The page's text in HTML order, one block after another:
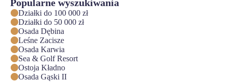
Popularne wyszukiwania
Działki do 100 000 zł
Działki do 50 000 zł
Osada Dębina
Leśne Zacisze
Osada Karwia
Sea & Golf Resort
Ostoja Kładno
Osada Gąski II